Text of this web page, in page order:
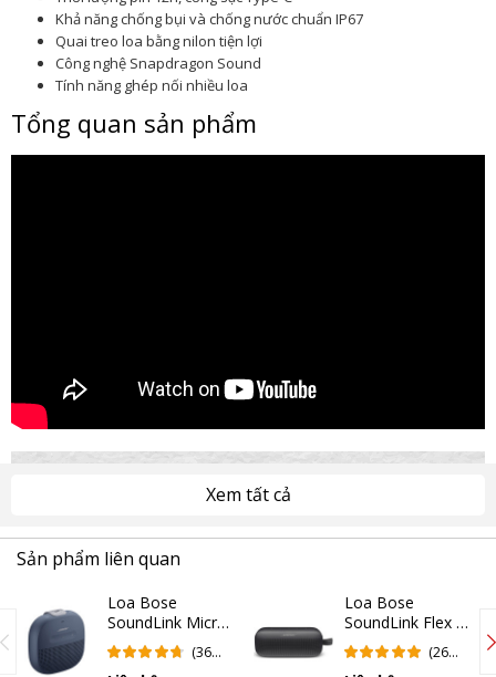
Khả năng chống bụi và chống nước chuẩn IP67
Quai treo loa bằng nilon tiện lợi
Công nghệ Snapdragon Sound
Tính năng ghép nối nhiều loa
Tổng quan sản phẩm
Xem tất cả
Sản phẩm liên quan
Loa Bose
SoundLink Micro
| Blue (Chính
Hãng)
(36
Loa Bose
SoundLink Flex |
Black (Chính
Hãng)
(26